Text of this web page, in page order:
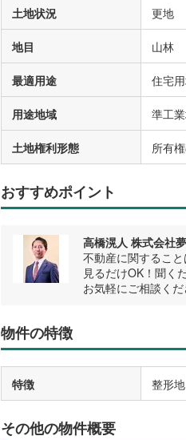
土地状況 更地
地目 山林
最適用途 住宅
用途地域 準工
土地権利形態 所有
おすすめポイント
高橋滉人 株式会社
不動産に関するこ
見るだけOK！聞く
お気軽にご相談く
物件の特徴
特徴 整形地
その他の物件概要